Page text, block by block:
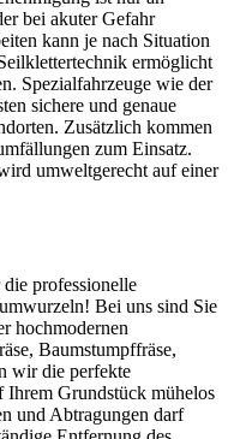
bei akuter Gefahr
kann je nach Situation
ermöglicht
Spezialfahrzeuge wie der
sichere und genaue
Zusätzlich kommen
zum Einsatz.
umweltgerecht auf einer
professionelle
Bei uns sind Sie
hochmodernen
Baumstumpffräse,
wir die perfekte
Ihrem Grundstück mühelos
und Abtragungen darf